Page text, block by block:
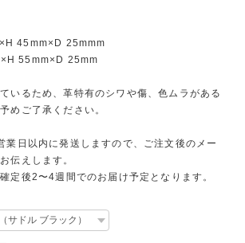
45mm×D 25mmm
55mm×D 25mm
いるため、革特有のシワや傷、色ムラがある
めご了承ください。
業日以内に発送しますので、ご注文後のメー
伝えします。
定後2〜4週間でのお届け予定となります。